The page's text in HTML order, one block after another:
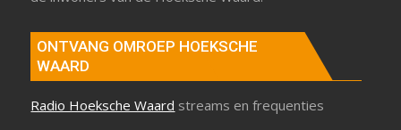
ONTVANG OMROEP HOEKSCHE
WAARD
Radio Hoeksche Waard streams en frequenties